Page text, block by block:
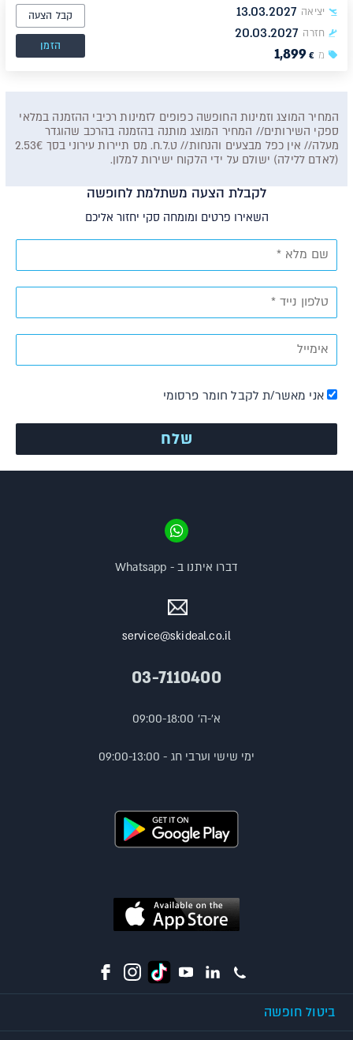
יציאה 13.03.2027
חזרה 20.03.2027
מ 1,899 €
קבל הצעה
הזמן
המחיר המוצג וזמינות החופשה כפופים לזמינות רכיבי ההזמנה במלאי
ספקי השירותים// המחיר המוצג מותנה בהזמנה בהרכב שהוגדר
מעלה// אין כפל מבצעים והנחות// ט.ל.ח. מס תיירות עירוני בסך 2.53€
(לאדם ללילה) ישולם על ידי הלקוח ישירות למלון.
לקבלת הצעה משתלמת לחופשה
השאירו פרטים ומומחה סקי יחזור אליכם
אני מאשר/ת לקבל חומר פרסומי
service@skideal.co.il
03-7110400
א'-ה' 09:00-18:00
ימי שישי וערבי חג - 09:00-13:00
דברו איתנו ב - Whatsapp
ביטול חופשה